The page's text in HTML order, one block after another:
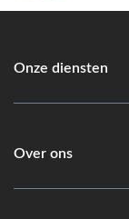
Onze diensten
Over ons